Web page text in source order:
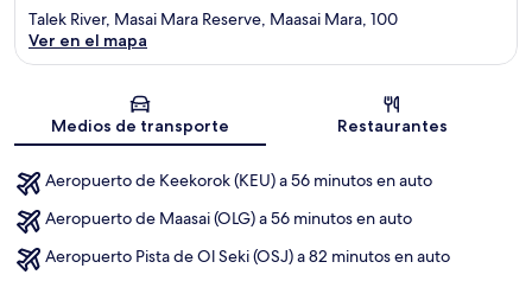
Sección del mapa
Talek River, Masai Mara Reserve, Maasai Mara, 100
Ver en el mapa
Medios de transporte Restaurantes
Aeropuerto de Keekorok (KEU) a 56 minutos en auto
Aeropuerto de Maasai (OLG) a 56 minutos en auto
Aeropuerto Pista de Ol Seki (OSJ) a 82 minutos en auto